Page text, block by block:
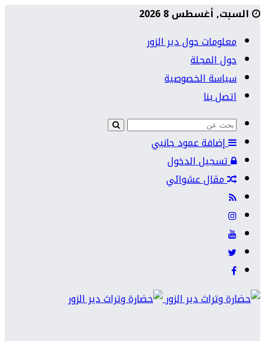
السبت, أغسطس 8 2026
معلومات حول دير الزور
حول المجلة
سياسة الخصوصية
اتصل بنا
إضافة عمود جانبي
تسجيل الدخول
مقال عشوائي